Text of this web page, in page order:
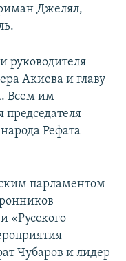
Джелял,
руководителя
Акиева и главу
Всем им
Рефата
парламентом
«Русского
Чубаров и лидер